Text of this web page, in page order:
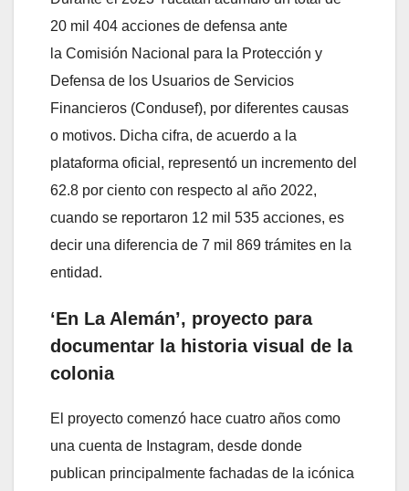
20 mil 404 acciones de defensa ante
la Comisión Nacional para la Protección y
Defensa de los Usuarios de Servicios
Financieros (Condusef), por diferentes causas
o motivos. Dicha cifra, de acuerdo a la
plataforma oficial, representó un incremento del
62.8 por ciento con respecto al año 2022,
cuando se reportaron 12 mil 535 acciones, es
decir una diferencia de 7 mil 869 trámites en la
entidad.
‘En La Alemán’, proyecto para
documentar la historia visual de la
colonia
El proyecto comenzó hace cuatro años como
una cuenta de Instagram, desde donde
publican principalmente fachadas de la icónica